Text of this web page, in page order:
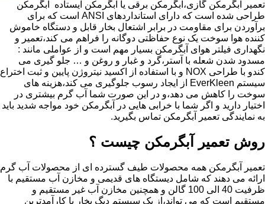
تعمیر آبگرمکن گازی،آبگرمکن برقی یا آبگرمکن ایستاده ​ آبگرمکن
طراحی شده است که دارای استانداردهای ANSI است که برای
برآوردن برای مقاومت در برابر اشتعال بخار قابل و دستگاه خاموش
کننده هوا سوخت یک نوع حفاظتی دوگانه را فراهم می کند،تعمیر و
نگهداری فیلتر هوای آبگرمکن بسیار مهم است و از عواملی مانند :
مسدود شدن شعله با آستر،گرد و غبار و روغن و … جلو گیری می
کندو با طراحی NOX و با استفاده از اکسید نیتروژن پایین و ثبت اختراع
سیستم EverKleen از ایجاد رسوب جلوگیری می کند،هزینه های
سوخت را کاهش می دهد،و در این صورت شما آب گرم بیشتری در
اختیار دارید و اگر شما با خرابی هایی در آبگرمکن خود مواجه شدید باید
به نمایندگی تعمیر آبگرمکن تماس بگیرید.
روش تعمیر آبگرمکن چیست ؟
تعمیر آبگرمکن همه محصولات طیف گسترده ای از محصولات آب گرم
ارائه می دهند که شامل دیستگاه های قدیمی و مخازن آب مستقیم با
ظرفیت 40 الی 100 گالن و همچنین مخازن آب غیر مستقیم و
مستقیم است که می تواند،از یک سیستم دیگ بخار با کارآمدترین